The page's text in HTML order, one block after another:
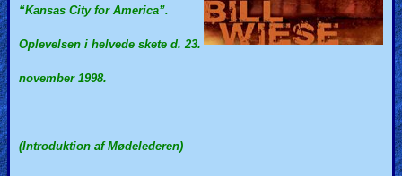
Videos
🎞
“Kansas City for America”.
Oplevelsen i helvede skete d. 23.
november 1998.
(Introduktion af Mødelederen)